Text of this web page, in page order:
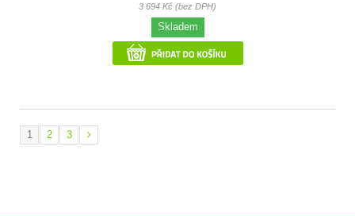
3 694 Kč (bez DPH)
Skladem
1 2 3